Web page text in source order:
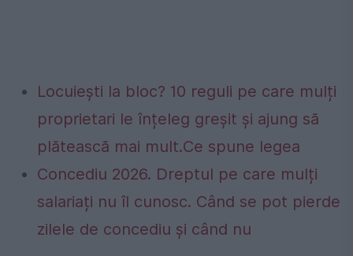
Locuiești la bloc? 10 reguli pe care mulți
proprietari le înțeleg greșit și ajung să
plătească mai mult.Ce spune legea
Concediu 2026. Dreptul pe care mulți
salariați nu îl cunosc. Când se pot pierde
zilele de concediu și când nu